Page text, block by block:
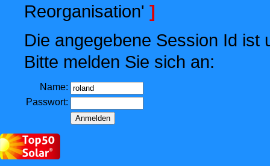
Reorganisation' ]
Die angegebene Session Id ist
Bitte melden Sie sich an:
Name:
Passwort: